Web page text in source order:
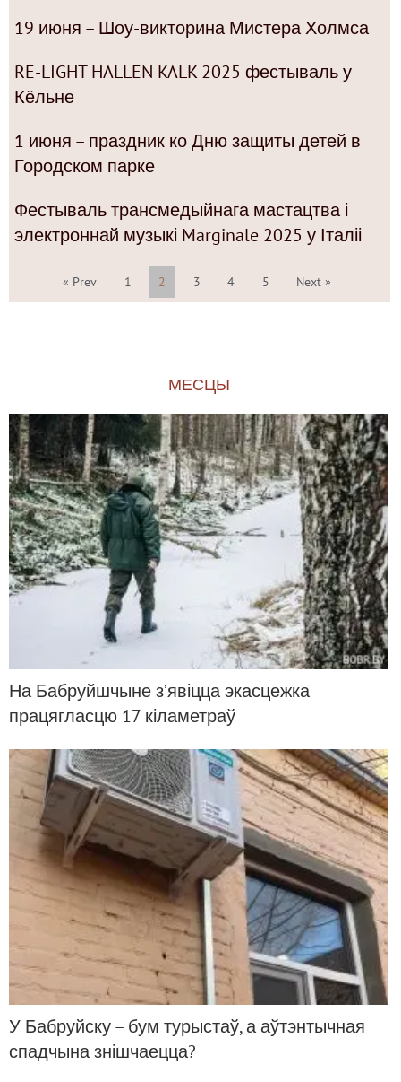
19 июня – Шоу-викторина Мистера Холмса
RE-LIGHT HALLEN KALK 2025 фестываль у
Кёльне
1 июня – праздник ко Дню защиты детей в
Городском парке
Фестываль трансмедыйнага мастацтва і
электроннай музыкі Marginale 2025 у Італіі
« Prev 1 2 3 4 5 Next »
МЕСЦЫ
На Бабруйшчыне з’явіцца экасцежка
працягласцю 17 кіламетраў
У Бабруйску – бум турыстаў, а аўтэнтычная
спадчына знішчаецца?